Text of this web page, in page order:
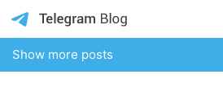
Show more posts